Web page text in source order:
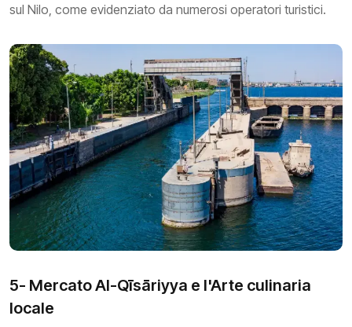
sul Nilo, come evidenziato da numerosi operatori turistici.
5- Mercato Al-Qīsāriyya e l'Arte culinaria
locale